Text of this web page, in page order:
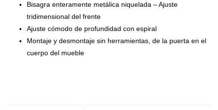
Bisagra enteramente metálica niquelada – Ajuste
tridimensional del frente
Ajuste cómodo de profundidad con espiral
Montaje y desmontaje sin herramientas, de la puerta en el
cuerpo del mueble